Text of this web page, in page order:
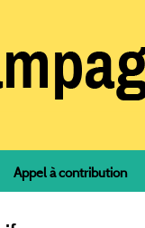
Appel à contribution